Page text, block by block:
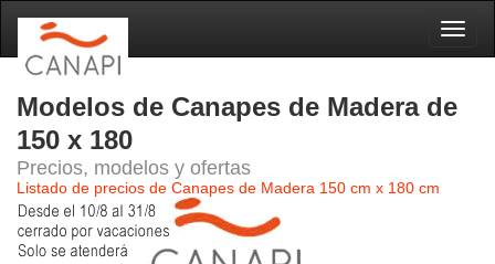
Modelos de Canapes de Madera de
150 x 180
Precios, modelos y ofertas
Listado de precios de Canapes de Madera 150 cm x 180 cm